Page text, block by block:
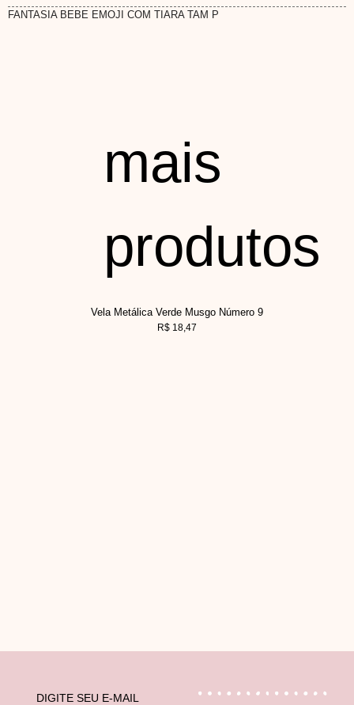
FANTASIA BEBE EMOJI COM TIARA TAM P
mais
produtos
Vela Metálica Verde Musgo Número 9
R$ 18,47
DIGITE SEU E-MAIL